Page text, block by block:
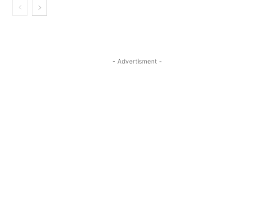
- Advertisment -